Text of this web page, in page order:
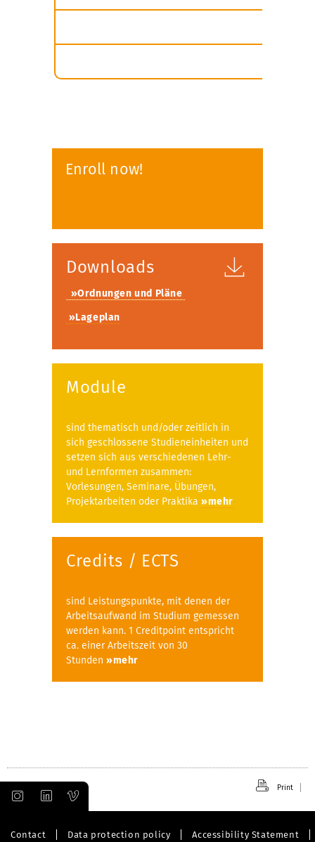
Enroll now!
Downloads
»Ordnungen und Pläne
»Lageplan
Module
sind thematisch und/oder zeitlich in
sich geschlossene Studieneinheiten und
setzen sich aus verschiedenen Lehr-
und Lernformen zusammen:
Vorlesungen, Seminare, Übungen,
Projektarbeiten oder Praktika »mehr
Credits / ECTS
sind Leistungspunkte, mit denen der
Arbeitsaufwand im Studium gemessen
werden kann. 1 Creditpoint entspricht
ca. einer Arbeitszeit von 30
Stunden »mehr
Print
Contact Data protection policy Accessibility Statement